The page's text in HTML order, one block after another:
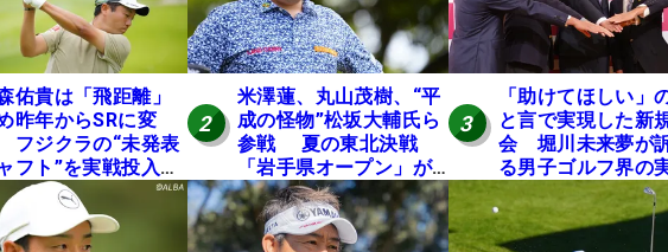
佑貴は「飛距離」
昨年からSRに変
ジクラの“未発表
フト”を実戦投入し
感触「つかまえにい
る」【男子ツアーの
トネタ！】
2
米澤蓮、丸山茂樹、“平
成の怪物”松坂大輔氏ら
参戦 夏の東北決戦
「岩手県オープン」が8
日開幕
3
「助けてほしい」
と言で実現した新
会 堀川未来夢が
る男子ゴルフ界の
と開催の舞台裏